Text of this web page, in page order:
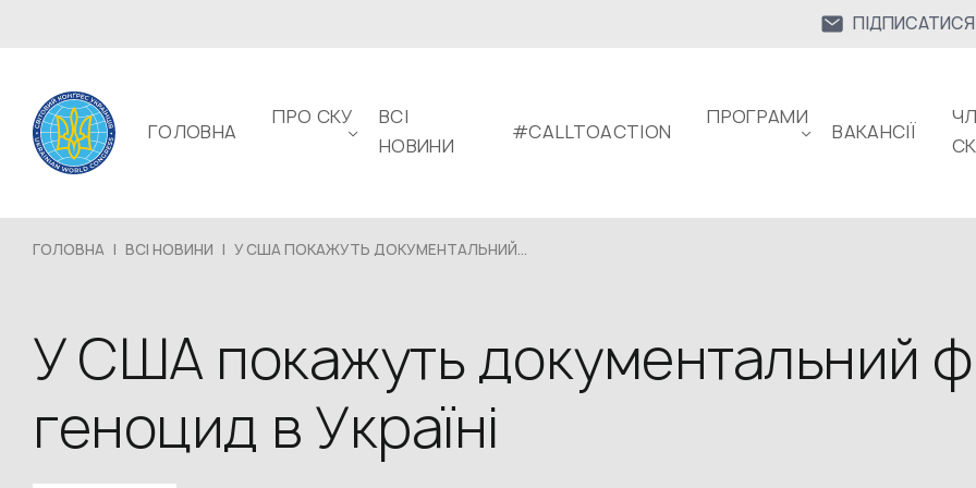
ГОЛОВНА
ПРО СКУ
ВСІ
НОВИНИ
#CALLTOACTION
ПРОГРАМИ
ВАКАНСІЇ
ГОЛОВНА | ВСІ НОВИНИ | У США ПОКАЖУТЬ ДОКУМЕНТАЛЬНИЙ...
У США покажуть документальний
геноцид в Україні